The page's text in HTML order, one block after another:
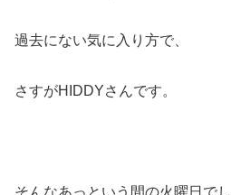
過去にない気に入り方で、
さすがHIDDYさんです。